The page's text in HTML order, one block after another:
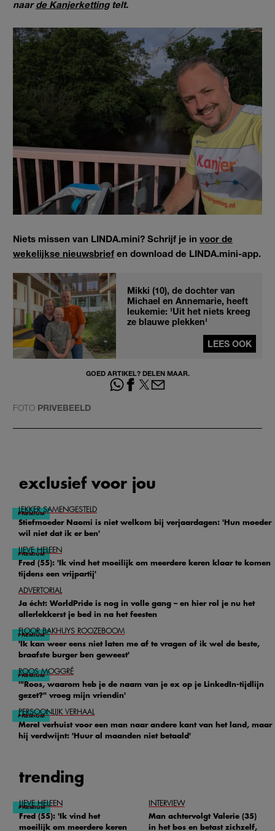
naarde Kanjerkettingtelt.
Niets missen van LINDA.mini? Schrijf je in voor de
wekelijkse nieuwsbrief en download de LINDA.mini-app.
Mikki (10), de dochter van
Michael en Annemarie, heeft
leukemie: 'Uit het niets kreeg
ze blauwe plekken'
LEES OOK
GOED ARTIKEL? DELEN MAAR.
FOTO PRIVEBEELD
exclusief voor jou
LEKKER SAMENGESTELD
Stiefmoeder Naomi is niet welkom bij verjaardagen: 'Hun moeder
wil niet dat ik er ben'
LIEVE HELEEN
Fred (55): 'Ik vind het moeilijk om meerdere keren klaar te komen
tijdens een vrijpartij'
ADVERTORIAL
Ja écht: WorldPride is nog in volle gang – en hier rol je nu het
allerlekkerst je bed in na het feesten
FLOOR BAKHUYS ROOZEBOOM
'Ik kan weer eens niet laten me af te vragen of ik wel de beste,
braafste burger ben geweest'
ROOS MOGGRÉ
'"Roos, waarom heb je de naam van je ex op je LinkedIn-tijdlijn
gezet?" vroeg mijn vriendin'
PERSOONLIJK VERHAAL
Merel verhuist voor een man naar andere kant van het land, maar
hij verdwijnt: 'Huur al maanden niet betaald'
trending
LIEVE HELEEN
Fred (55): 'Ik vind het
moeilijk om meerdere keren
INTERVIEW
Man achtervolgt Valerie (35)
in het bos en betast zichzelf,